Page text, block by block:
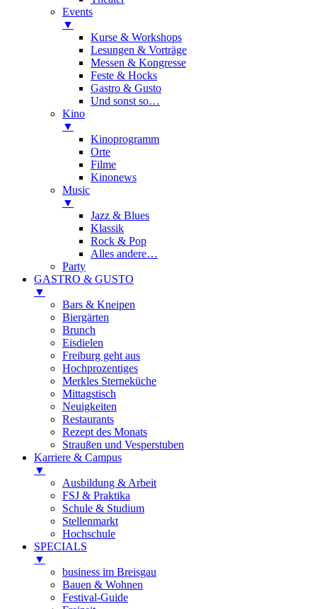
Events
▼
Kurse & Workshops
Lesungen & Vorträge
Messen & Kongresse
Feste & Hocks
Gastro & Gusto
Und sonst so…
Kino
▼
Kinoprogramm
Orte
Filme
Kinonews
Music
▼
Jazz & Blues
Klassik
Rock & Pop
Alles andere…
Party
GASTRO & GUSTO
▼
Bars & Kneipen
Biergärten
Brunch
Eisdielen
Freiburg geht aus
Hochprozentiges
Merkles Sterneküche
Mittagstisch
Neuigkeiten
Restaurants
Rezept des Monats
Straußen und Vesperstuben
Karriere & Campus
▼
Ausbildung & Arbeit
FSJ & Praktika
Schule & Studium
Stellenmarkt
Hochschule
SPECIALS
▼
business im Breisgau
Bauen & Wohnen
Festival-Guide